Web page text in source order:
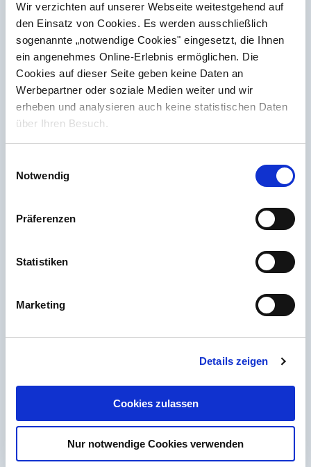
Wir verzichten auf unserer Webseite weitestgehend auf
den Einsatz von Cookies. Es werden ausschließlich
sogenannte „notwendige Cookies" eingesetzt, die Ihnen
ein angenehmes Online-Erlebnis ermöglichen. Die
Cookies auf dieser Seite geben keine Daten an
Werbepartner oder soziale Medien weiter und wir
erheben und analysieren auch keine statistischen Daten
über Ihren Besuch.
Notwendig
Präferenzen
Statistiken
Marketing
Details zeigen
Cookies zulassen
Nur notwendige Cookies verwenden
Haftung für Links
Unser Angebot enthält Links zu externen Websites
Dritter, auf deren Inhalte wir keinen Einfluss
haben. Deshalb können wir für diese fremden
Inhalte auch keine Gewähr übernehmen. Für die
Inhalte der verlinkten Seiten ist stets der jeweilige
Anbieter oder Betreiber der Seiten verantwortlich.
Zeitpunkt der Verlinkung nicht erkennbar.
verlinkten Seiten ist jedoch ohne konkrete
Rechtsverletzungen werden wir derartige Links
Urheberrecht
Die durch die Seitenbetreiber erstellten Inhalte und
deutschen Urheberrecht. Die Vervielfältigung,
Verwertung außerhalb der Grenzen des
Zustimmung des jeweiligen Autors bzw. Erstellers.
Downloads und Kopien dieser Seite sind nur für
den privaten, nicht kommerziellen Gebrauch